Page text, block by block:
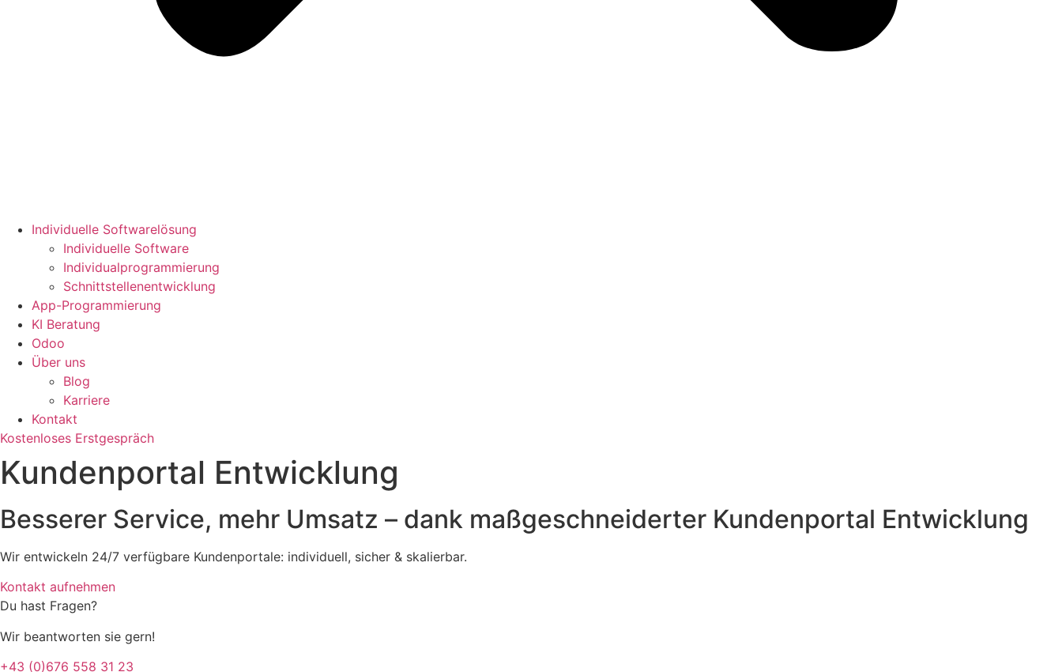
Individuelle Softwarelösung
Individuelle Software
Individualprogrammierung
Schnittstellenentwicklung
App-Programmierung
KI Beratung
Odoo
Über uns
Blog
Karriere
Kontakt
Kostenloses Erstgespräch
Kundenportal Entwicklung
Besserer Service, mehr Umsatz – dank maßgeschneiderter Kundenportal Entwicklung
Wir entwickeln 24/7 verfügbare Kundenportale: individuell, sicher & skalierbar.
Kontakt aufnehmen
Du hast Fragen?
Wir beantworten sie gern!
+43 (0)676 558 31 23